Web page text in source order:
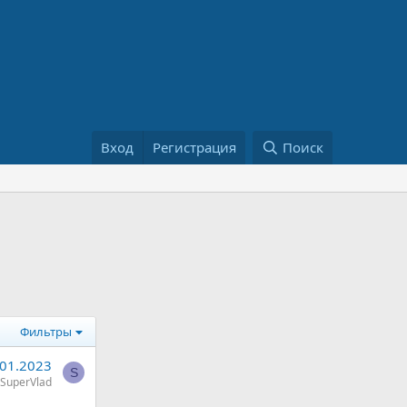
Вход Регистрация Поиск
Фильтры
SuperVlad
S